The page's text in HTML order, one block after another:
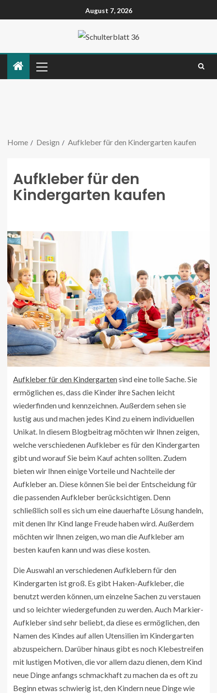
August 7, 2026
Home Design Aufkleber für den Kindergarten kaufen
Aufkleber für den
Kindergarten kaufen
Aufkleber für den Kindergartensind eine tolle Sache. Sie
ermöglichen es, dass die Kinder ihre Sachen leicht
wiederfinden und kennzeichnen. Außerdem sehen sie
lustig aus und machen jedes Kind zu einem individuellen
Unikat. In diesem Blogbeitrag möchten wir Ihnen zeigen,
welche verschiedenen Aufkleber es für den Kindergarten
gibt und worauf Sie beim Kauf achten sollten. Zudem
bieten wir Ihnen einige Vorteile und Nachteile der
Aufkleber an. Diese können Sie bei der Entscheidung für
die passenden Aufkleber berücksichtigen. Denn
schließlich soll es sich um eine dauerhafte Lösung handeln,
mit denen Ihr Kind lange Freude haben wird. Außerdem
möchten wir Ihnen zeigen, wo man die Aufkleber am
besten kaufen kann und was diese kosten.
Die Auswahl an verschiedenen Aufklebern für den
Kindergarten ist groß. Es gibt Haken-Aufkleber, die
benutzt werden können, um einzelne Sachen zu verstauen
und so leichter wiedergefunden zu werden. Auch Markier-
Aufkleber sind sehr beliebt, da diese es ermöglichen, den
Namen des Kindes auf allen Utensilien im Kindergarten
abzuspeichern. Darüber hinaus gibt es noch Klebestreifen
mit lustigen Motiven, die vor allem dazu dienen, dem Kind
neue Dinge anfangs schmackhaft zu machen da es oft zu
Beginn etwas schwierig ist, den Kindern neue Dinge wie